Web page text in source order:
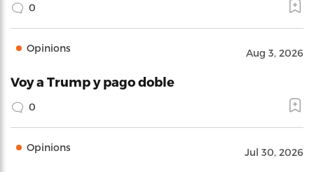
0
Opinions Aug 3, 2026
Voy a Trump y pago doble
0
Opinions Jul 30, 2026